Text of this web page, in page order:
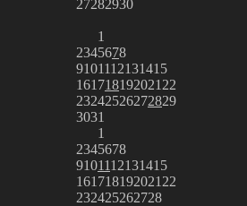
27282930
1
2345678
9101112131415
161718192021 22
23242526272829
3031
1
2345678
9101112131415
161718192021 22
232425262728